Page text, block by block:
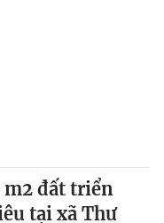
m2 đất triển
tại xã Thư